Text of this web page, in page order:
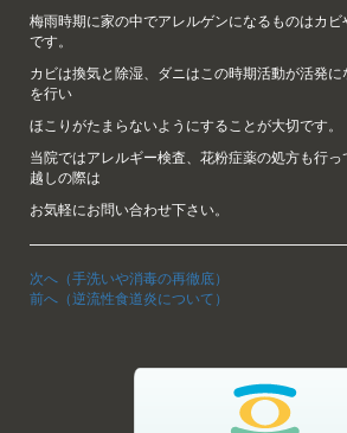
梅雨時期に家の中でアレルゲンになるものはカ
です。
カビは換気と除湿、ダニはこの時期活動が活発
を行い
ほこりがたまらないようにすることが大切です。
当院ではアレルギー検査、花粉症薬の処方も行
越しの際は
お気軽にお問い合わせ下さい。
次へ（手洗いや消毒の再徹底）
前へ（逆流性食道炎について）